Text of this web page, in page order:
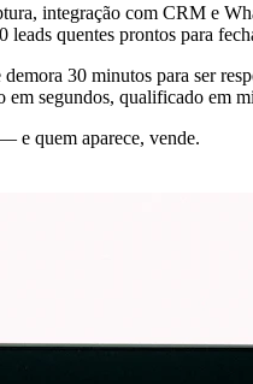
integração com CRM e
quentes prontos para
30 minutos para ser
segundos, qualificado em
e quem aparece, vende.